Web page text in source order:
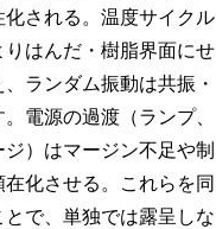
される。温度サイクル
りはんだ・樹脂界面にせ
ランダム振動は共振・
電源の過渡（ランプ、
）はマージン不足や制
化させる。これらを同
とで、単独では露呈しな